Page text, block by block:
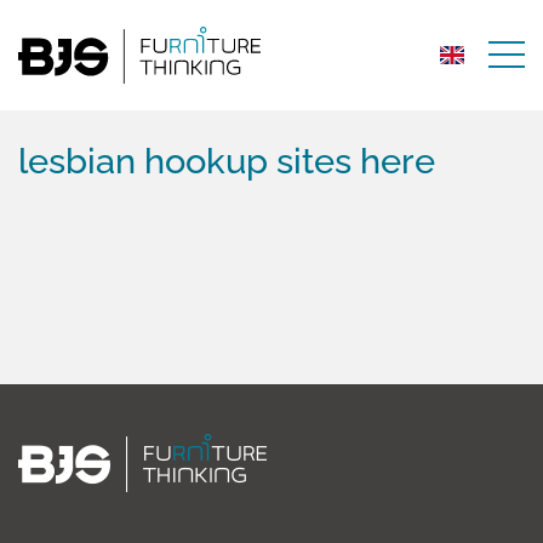
lesbian hookup sites here